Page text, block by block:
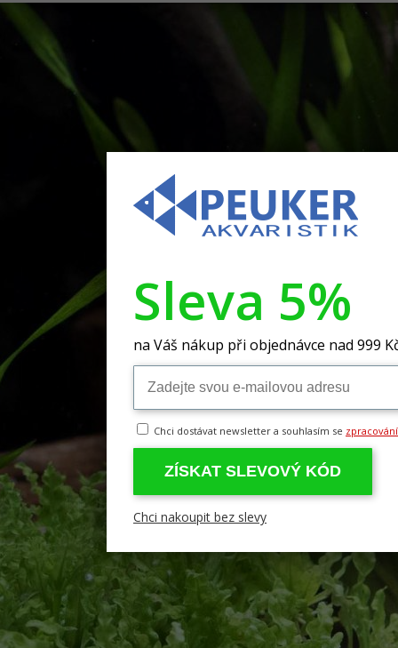
Sleva 5%
na Váš nákup při objednávce nad 999
Chci dostávat newsletter a souhlasím se
ZÍSKAT SLEVOVÝ KÓD
Chci nakoupit bez slevy